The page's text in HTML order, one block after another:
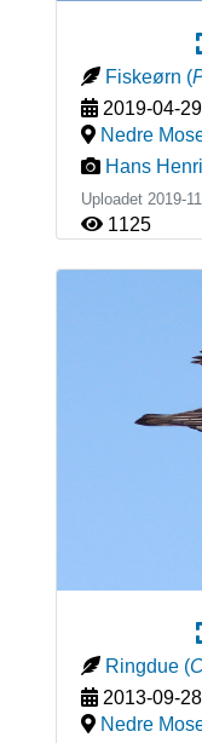
Fiskeørn (
2019-04-29
Nedre
Hans
Uploadet 2019-
1125
Ringdue (
2013-09-28
Nedre